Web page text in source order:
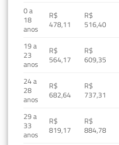
0 a
18
anos
R$
478,11
R$
516,40
19 a
23
anos
R$
564,17
R$
609,35
24 a
28
anos
R$
682,64
R$
737,31
29 a
33
anos
R$
819,17
R$
884,78